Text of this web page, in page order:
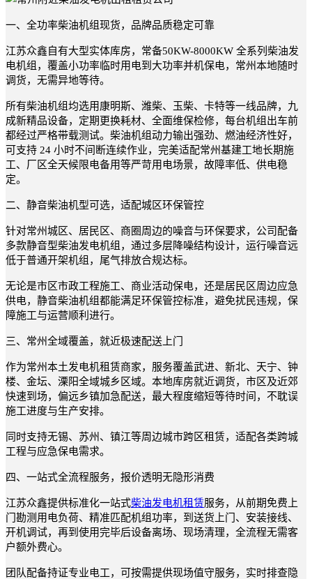
一、全功率柴油机组现货，品牌品质稳定可靠
江苏众鑫自有大型实体库房，常备50KW-8000KW 全系列柴油发
电机组，覆盖小功率临时用电到大功率并机保电，常州本地随时
调货，无需异地等待。
所有柴油机组均选用康明斯、潍柴、玉柴、卡特等一线品牌，九
成新精品设备，定期更换耗材、全面维保检修，每台机组出车前
都经过严格带载测试。柴油机组动力输出强劲、燃油经济性好，
可支持 24 小时不间断连续作业，完美适配常州基建工地长期施
工、厂区全天候限电备用等严苛用电场景，故障率低、供电稳
定。
二、静音柴油机型可选，适配城区环保管控
针对常州城区、居民区、商圈周边的噪音与环保要求，公司配备
多款静音型柴油发电机组，通过多层降噪结构设计，运行噪音远
低于普通开架机组，尾气排放合规达标。
无论是市区市政工程施工、商业活动保电，还是居民区周边应急
供电，静音柴油机组都能满足环保管控标准，避免扰民违规，保
障施工与运营顺利进行。
三、常州全域覆盖，就近极速配送上门
作为常州本土发电机租赁商家，服务覆盖武进、新北、天宁、钟
楼、金坛、溧阳全域城乡区域。本地库房就近调货，市区及近郊
快速到场，偏远乡镇加急配送，最大程度缩短等待时间，不耽误
施工进度与生产安排。
同时支持无锡、苏州、镇江等周边城市跨区租赁，适配各类跨城
工程与应急保电需求。
四、一站式全流程服务，报价透明无隐形消费
江苏众鑫提供标准化一站式柴油发电机租赁服务，从前期免费上
门勘测用电负荷、精准匹配机组功率，到送货上门、安装接线、
开机调试，再到使用完毕后设备离场、现场清理，全流程无需客
户额外费心。
团队配备持证专业电工，可按需提供现场值守服务，实时排查隐